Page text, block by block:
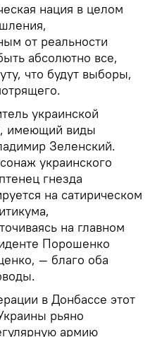
нация в целом
от реальности
абсолютно все,
что будут выборы,
украинской
имеющий виды
Зеленский.
украинского
гнезда
на сатирическом
на главном
Порошенко
— благо оба
в Донбассе этот
рьяно
армию